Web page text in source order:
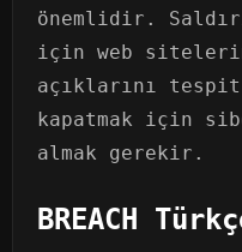
önemlidir.
için web
açıklarını
kapatmak için
almak gerekir.
BREACH